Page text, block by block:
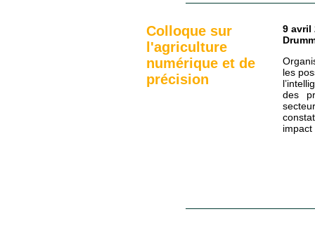
Colloque sur
l'agriculture
numérique et de
précision
9 avril
les
des